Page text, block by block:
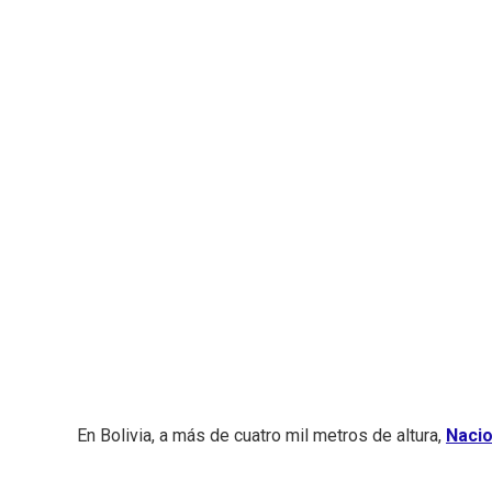
En Bolivia, a más de cuatro mil metros de altura,